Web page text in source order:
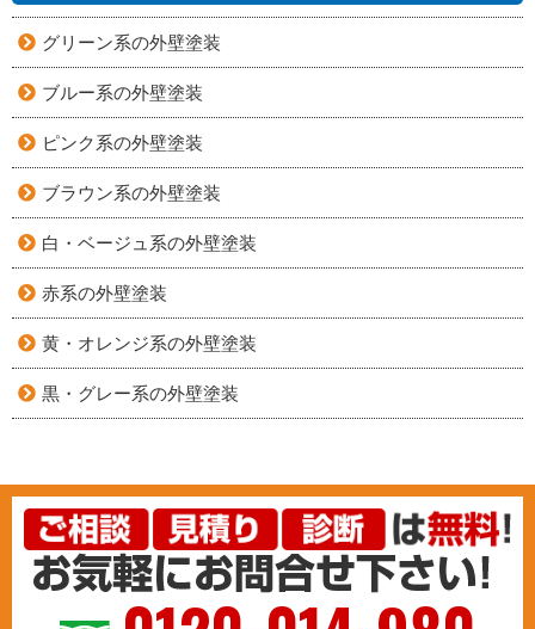
グリーン系の外壁塗装
ブルー系の外壁塗装
ピンク系の外壁塗装
ブラウン系の外壁塗装
白・ベージュ系の外壁塗装
赤系の外壁塗装
黄・オレンジ系の外壁塗装
黒・グレー系の外壁塗装